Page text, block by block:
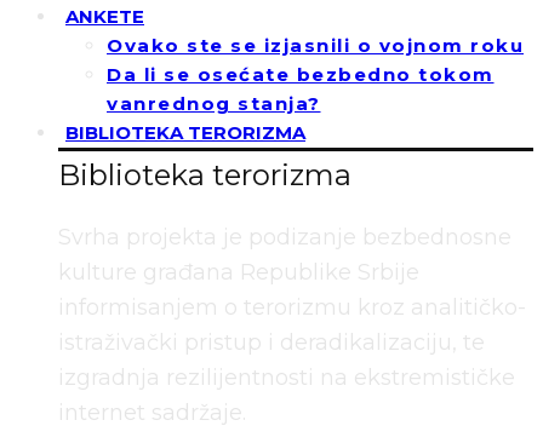
ANKETE
Ovako ste se izjasnili o vojnom roku
Da li se osećate bezbedno tokom
vanrednog stanja?
BIBLIOTEKA TERORIZMA
Biblioteka terorizma
Svrha projekta je podizanje bezbednosne
kulture građana Republike Srbije
informisanjem o terorizmu kroz analitičko-
istraživački pristup i deradikalizaciju, te
izgradnja rezilijentnosti na ekstremističke
internet sadržaje.